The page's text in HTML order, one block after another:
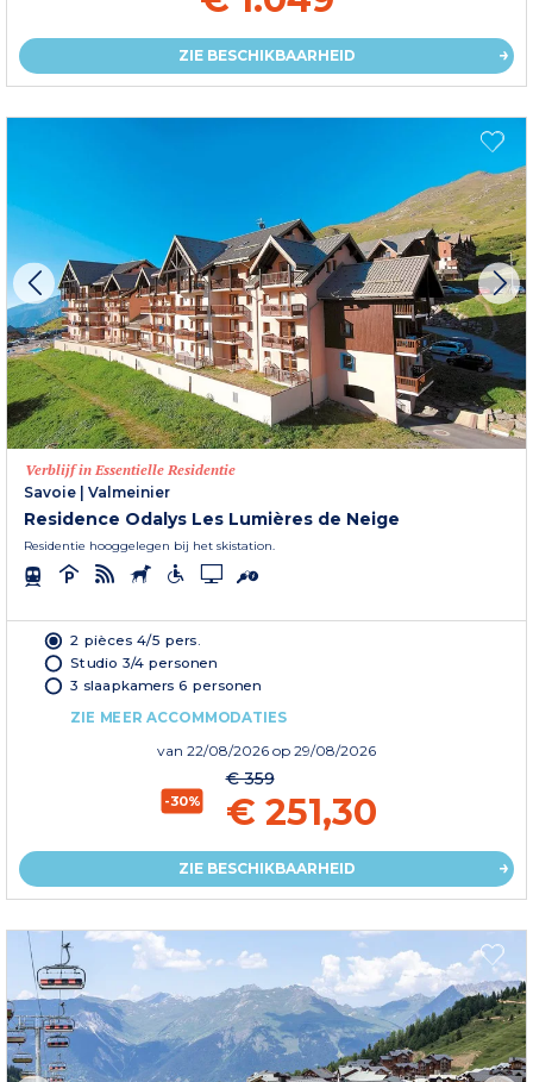
ZIE BESCHIKBAARHEID
Verblijf in Essentielle Residentie
Savoie
Valmeinier
Residence Odalys Les Lumières de Neige
Residentie hooggelegen bij het skistation.
2 pièces 4/5 pers.
Studio 3/4 personen
3 slaapkamers 6 personen
ZIE MEER ACCOMMODATIES
van 22/08/2026 op 29/08/2026
-30%
€ 359
€ 251,30
ZIE BESCHIKBAARHEID